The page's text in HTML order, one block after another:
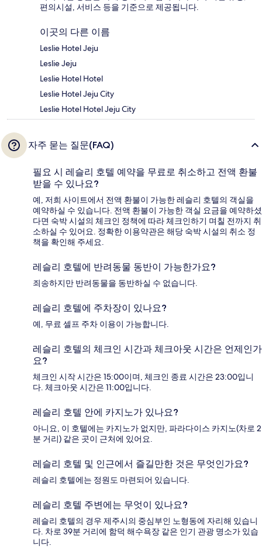
편의시설, 서비스 등을 기준으로 제공됩니다.
이곳의 다른 이름
Leslie Hotel Jeju
Leslie Jeju
Leslie Hotel Hotel
Leslie Hotel Jeju City
Leslie Hotel Hotel Jeju City
자주 묻는 질문(FAQ)
필요 시 레슬리 호텔 예약을 무료로 취소하고 전액 환불
받을 수 있나요?
예, 저희 사이트에서 전액 환불이 가능한 레슬리 호텔의 객실을
예약하실 수 있습니다. 전액 환불이 가능한 객실 요금을 예약하셨
다면 숙박 시설의 체크인 정책에 따라 체크인하기 며칠 전까지 취
소하실 수 있어요. 정확한 이용약관은 해당 숙박 시설의 취소 정
책을 확인해 주세요.
레슬리 호텔에 반려동물 동반이 가능한가요?
죄송하지만 반려동물을 동반하실 수 없습니다.
레슬리 호텔에 주차장이 있나요?
예, 무료 셀프 주차 이용이 가능합니다.
레슬리 호텔의 체크인 시간과 체크아웃 시간은 언제인가
요?
체크인 시작 시간은 15:00이며, 체크인 종료 시간은 23:00입니
다. 체크아웃 시간은 11:00입니다.
레슬리 호텔 안에 카지노가 있나요?
아니요, 이 호텔에는 카지노가 없지만, 파라다이스 카지노(차로 2
분 거리) 같은 곳이 근처에 있어요.
레슬리 호텔 및 인근에서 즐길만한 것은 무엇인가요?
레슬리 호텔에는 정원도 마련되어 있습니다.
레슬리 호텔 주변에는 무엇이 있나요?
레슬리 호텔의 경우 제주시의 중심부인 노형동에 자리해 있습니
다. 차로 39분 거리에 함덕 해수욕장 같은 인기 관광 명소가 있습
니다.